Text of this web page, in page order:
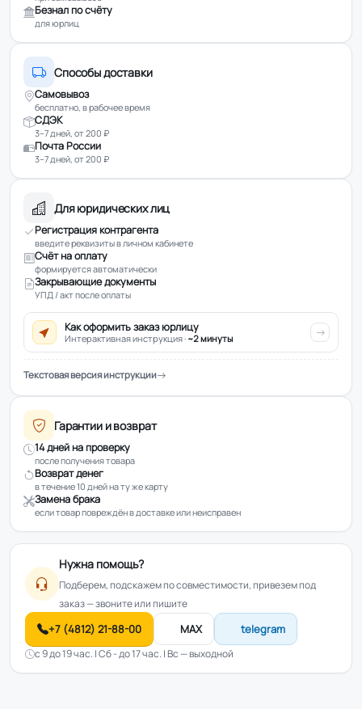
Безнал по счёту
для юрлиц
Способы доставки
Самовывоз
бесплатно, в рабочее время
СДЭК
3–7 дней, от 200 ₽
Почта России
3–7 дней, от 200 ₽
Для юридических лиц
Регистрация контрагента
введите реквизиты в личном кабинете
Счёт на оплату
формируется автоматически
Закрывающие документы
УПД / акт после оплаты
Как оформить заказ юрлицу
Интерактивная инструкция · ~2 минуты
Текстовая версия инструкции
Гарантии и возврат
14 дней на проверку
после получения товара
Возврат денег
в течение 10 дней на ту же карту
Замена брака
если товар повреждён в доставке или неисправен
Нужна помощь?
Подберем, подскажем по совместимости, привезем под
заказ — звоните или пишите
+7 (4812) 21-88-00 MAX telegram
с 9 до 19 час. | Сб - до 17 час. | Вс — выходной